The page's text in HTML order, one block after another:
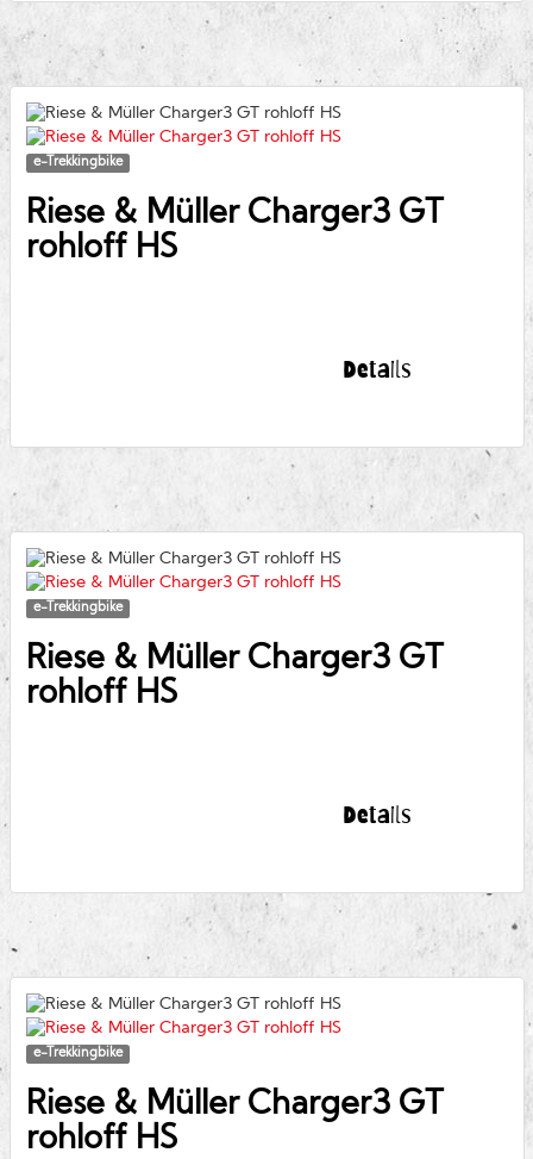
e-Trekkingbike
Riese & MüllerCharger3 GT
rohloff HS
Details
e-Trekkingbike
Riese & MüllerCharger3 GT
rohloff HS
Details
e-Trekkingbike
Riese & MüllerCharger3 GT
rohloff HS